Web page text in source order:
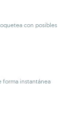
con posibles
forma instantánea